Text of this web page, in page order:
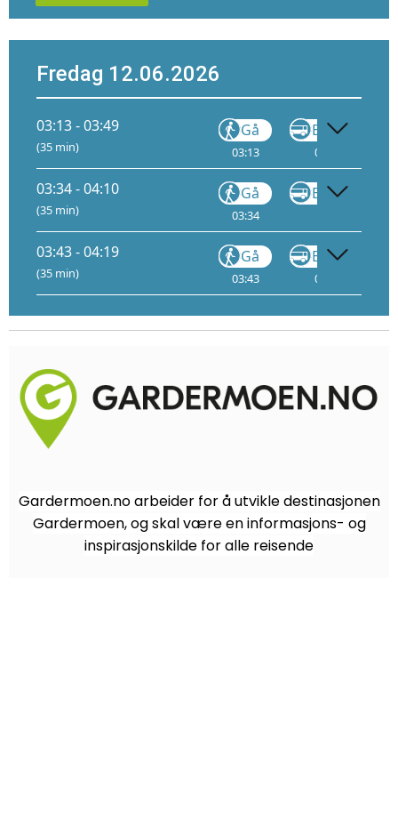
Fredag 12.06.2026
03:13 - 03:49
(35 min)
Gå
03:13
Buss
03:14
03:34 - 04:10
(35 min)
Gå
03:34
Buss
03:43 - 04:19
(35 min)
Gå
03:43
Buss
03:44
Gardermoen.no arbeider for å utvikle destinasjonen
Gardermoen, og skal være en informasjons- og
inspirasjonskilde for alle reisende